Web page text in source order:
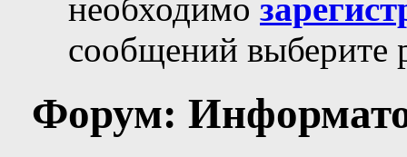
необходимо
сообщений выберите
Форум: